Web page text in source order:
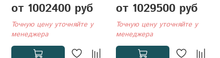
от 1002400 руб
Точную цену уточняйте у
менеджера
от 1029500 руб
Точную цену уточняйте у
менеджера